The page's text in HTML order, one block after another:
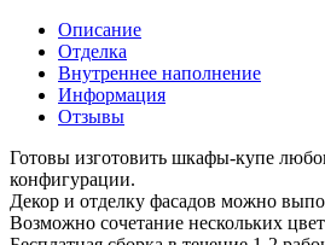
Описание
Отделка
Внутреннее наполнение
Информация
Отзывы
Готовы изготовить шкафы-купе
конфигурации.
Декор и отделку фасадов можно
Возможно сочетание нескольких